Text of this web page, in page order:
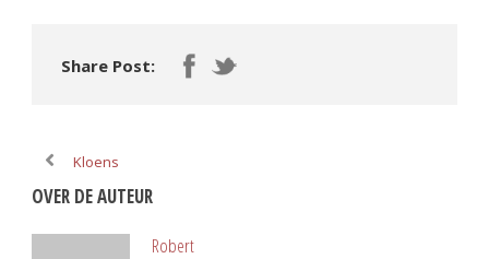
Share Post:
Kloens
OVER DE AUTEUR
Robert